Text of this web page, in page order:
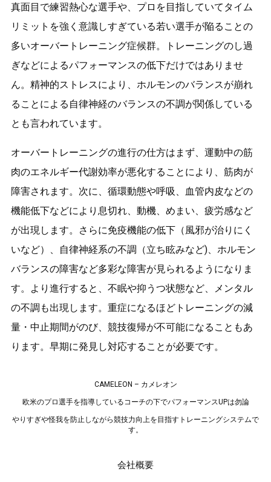
真面目で練習熱心な選手や、プロを目指していてタイム
リミットを強く意識しすぎている若い選手が陥ることの
多いオーバートレーニング症候群。トレーニングのし過
ぎなどによるパフォーマンスの低下だけではありませ
ん。精神的ストレスにより、ホルモンのバランスが崩れ
ることによる自律神経のバランスの不調が関係している
とも言われています。
オーバートレーニングの進行の仕方はまず、運動中の筋
肉のエネルギー代謝効率が悪化することにより、筋肉が
障害されます。次に、循環動態や呼吸、血管内皮などの
機能低下などにより息切れ、動機、めまい、疲労感など
が出現します。さらに免疫機能の低下（風邪が治りにく
いなど）、自律神経系の不調（立ち眩みなど)、ホルモン
バランスの障害など多彩な障害が見られるようになりま
す。より進行すると、不眠や抑うつ状態など、メンタル
の不調も出現します。重症になるほどトレーニングの減
量・中止期間がのび、競技復帰が不可能になることもあ
ります。早期に発見し対応することが必要です。
CAMELEON – カメレオン
欧米のプロ選手を指導しているコーチの下でパフォーマンスUPは勿論
やりすぎや怪我を防止しながら競技力向上を目指すトレーニングシステムで
す。
会社概要